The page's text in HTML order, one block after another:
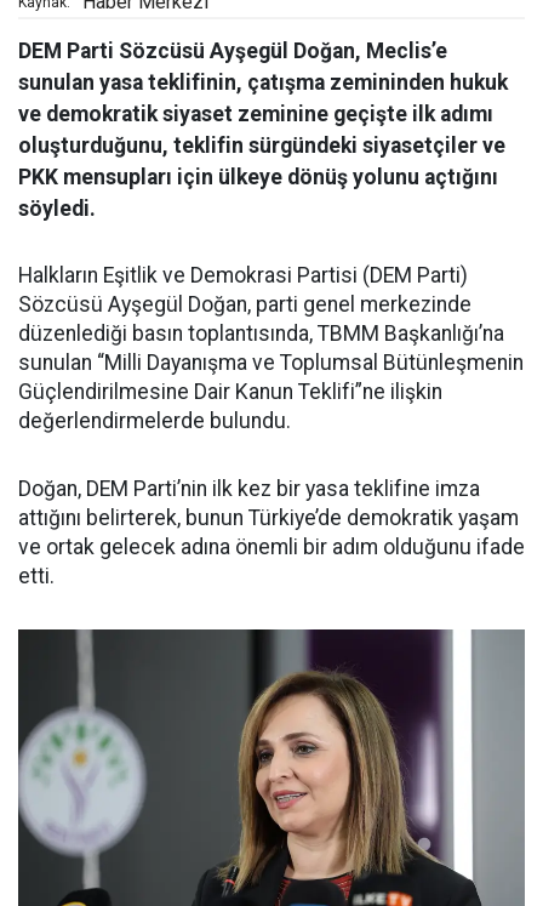
DEM Parti Sözcüsü Ayşegül Doğan, Meclis’e
sunulan yasa teklifinin, çatışma zemininden hukuk
ve demokratik siyaset zeminine geçişte ilk adımı
oluşturduğunu, teklifin sürgündeki siyasetçiler ve
PKK mensupları için ülkeye dönüş yolunu açtığını
söyledi.
Halkların Eşitlik ve Demokrasi Partisi (DEM Parti)
Sözcüsü Ayşegül Doğan, parti genel merkezinde
düzenlediği basın toplantısında, TBMM Başkanlığı’na
sunulan “Milli Dayanışma ve Toplumsal Bütünleşmenin
Güçlendirilmesine Dair Kanun Teklifi”ne ilişkin
değerlendirmelerde bulundu.
Doğan, DEM Parti’nin ilk kez bir yasa teklifine imza
attığını belirterek, bunun Türkiye’de demokratik yaşam
ve ortak gelecek adına önemli bir adım olduğunu ifade
etti.